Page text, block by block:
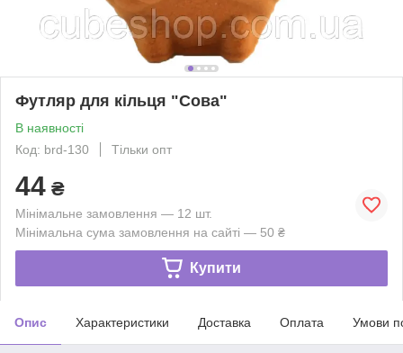
Футляр для кільця "Сова"
В наявності
Код: brd-130
Тільки опт
44 ₴
Мінімальне замовлення — 12 шт.
Мінімальна сума замовлення на сайті — 50 ₴
Купити
Опис Характеристики Доставка Оплата Умови